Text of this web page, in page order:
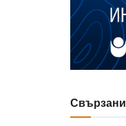
Свързани